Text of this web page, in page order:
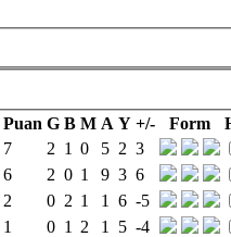
Puan G B M A Y +/- Form
7 2 1 0 5 2 3
6 2 0 1 9 3 6
2 0 2 1 1 6 -5
1 0 1 2 1 5 -4